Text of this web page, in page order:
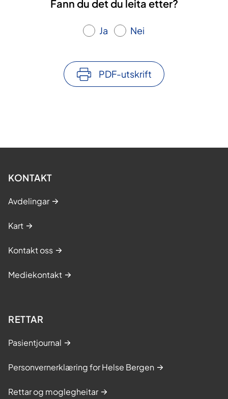
Fann du det du leita etter?
Ja Nei
PDF-utskrift
KONTAKT
Avdelingar
Kart
Kontakt oss
Mediekontakt
RETTAR
Pasientjournal
Personvernerklæring for Helse Bergen
Rettar og moglegheitar